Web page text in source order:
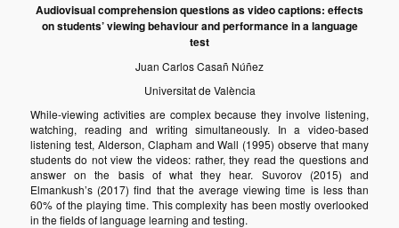
Audiovisual comprehension questions as video captions: effects
on students’ viewing behaviour and performance in a language
test
Juan Carlos Casañ Núñez
Universitat de València
While-viewing activities are complex because they involve listening,
watching, reading and writing simultaneously. In a video-based
listening test, Alderson, Clapham and Wall (1995) observe that many
students do not view the videos: rather, they read the questions and
answer on the basis of what they hear. Suvorov (2015) and
Elmankush’s (2017) find that the average viewing time is less than
60% of the playing time. This complexity has been mostly overlooked
in the fields of language learning and testing.